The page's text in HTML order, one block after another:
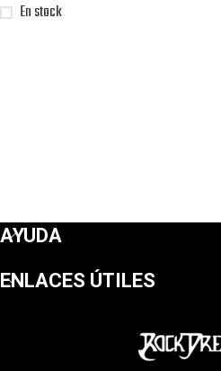
En stock
AYUDA
ENLACES ÚTILES